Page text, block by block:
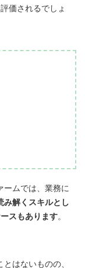
価されるでしょ
ームでは、業務に
み解くスキルとし
スもあります。
はないものの、